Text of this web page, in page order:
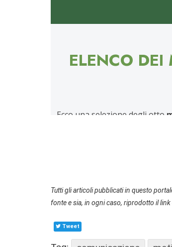
Tutti gli articoli pubblicati in questo
fonte e sia, in ogni caso, riprodotto il link
Tweet